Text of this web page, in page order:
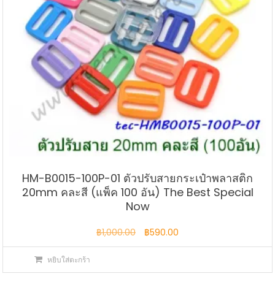
HM-B0015-100P-01 ตัวปรับสายกระเป๋าพลาสติก
20mm คละสี (แพ็ค 100 อัน) The Best Special
Now
฿1,000.00
Original
price
฿590.00
price
หยิบใส่ตะกร้า